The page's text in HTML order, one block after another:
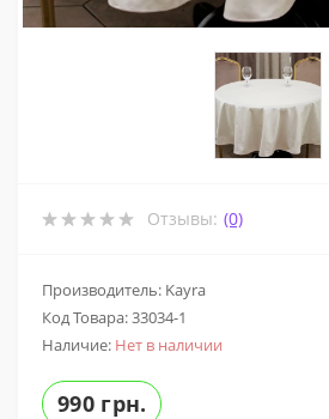
Отзывы: (0)
Производитель: Kayra
Код Товара:33034-1
Наличие: Нет в наличии
990 грн.